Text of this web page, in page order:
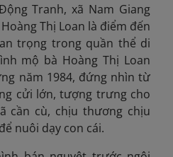
Tranh, xã Nam Giang
Thị Loan là điểm đến
trọng trong quần thể di
mộ bà Hoàng Thị Loan
năm 1984, đứng nhìn từ
cửi lớn, tượng trưng cho
cần cù, chịu thương chịu
nuôi dạy con cái.